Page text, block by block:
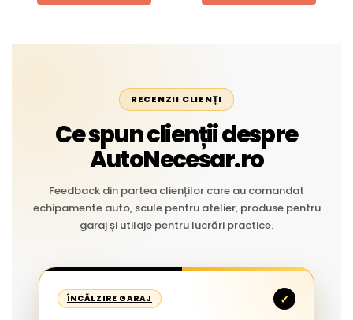
RECENZII CLIENȚI
Ce spun clienții despre
AutoNecesar.ro
Feedback din partea clienților care au comandat
echipamente auto, scule pentru atelier, produse pentru
garaj și utilaje pentru lucrări practice.
ÎNCĂLZIRE GARAJ ✓